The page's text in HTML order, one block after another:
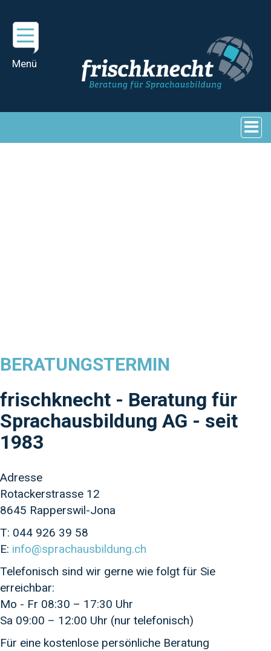
BERATUNGSTERMIN
frischknecht - Beratung für
Sprachausbildung AG - seit
1983
Adresse
Rotackerstrasse 12
8645 Rapperswil-Jona
T: 044 926 39 58
E: info@sprachausbildung.ch
Telefonisch sind wir gerne wie folgt für Sie
erreichbar:
Mo - Fr 08:30 – 17:30 Uhr
Sa 09:00 – 12:00 Uhr (nur telefonisch)
Für eine kostenlose persönliche Beratung